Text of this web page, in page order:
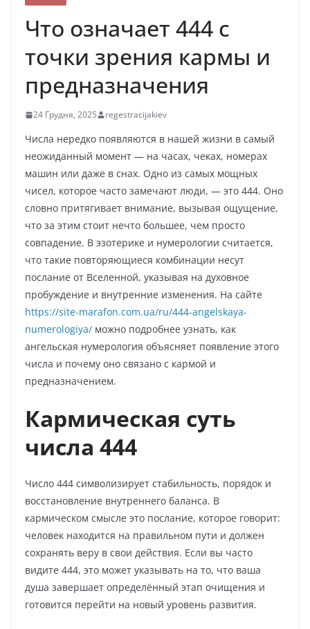
Что означает 444 с
точки зрения кармы и
предназначения
24 Грудня, 2025 regestracijakiev
Числа нередко появляются в нашей жизни в самый
неожиданный момент — на часах, чеках, номерах
машин или даже в снах. Одно из самых мощных
чисел, которое часто замечают люди, — это 444. Оно
словно притягивает внимание, вызывая ощущение,
что за этим стоит нечто большее, чем просто
совпадение. В эзотерике и нумерологии считается,
что такие повторяющиеся комбинации несут
послание от Вселенной, указывая на духовное
пробуждение и внутренние изменения. На сайте
https://site-marafon.com.ua/ru/444-angelskaya-
numerologiya/ можно подробнее узнать, как
ангельская нумерология объясняет появление этого
числа и почему оно связано с кармой и
предназначением.
Кармическая суть
числа 444
Число 444 символизирует стабильность, порядок и
восстановление внутреннего баланса. В
кармическом смысле это послание, которое говорит:
человек находится на правильном пути и должен
сохранять веру в свои действия. Если вы часто
видите 444, это может указывать на то, что ваша
душа завершает определённый этап очищения и
готовится перейти на новый уровень развития.